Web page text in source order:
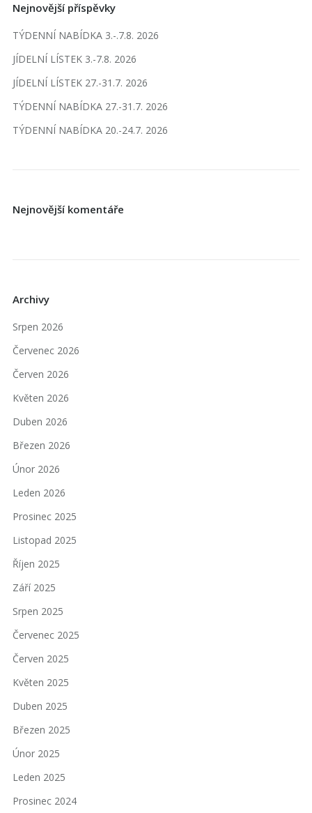
Nejnovější příspěvky
TÝDENNÍ NABÍDKA 3.-.7.8. 2026
JÍDELNÍ LÍSTEK 3.-7.8. 2026
JÍDELNÍ LÍSTEK 27.-31.7. 2026
TÝDENNÍ NABÍDKA 27.-31.7. 2026
TÝDENNÍ NABÍDKA 20.-24.7. 2026
Nejnovější komentáře
Archivy
Srpen 2026
Červenec 2026
Červen 2026
Květen 2026
Duben 2026
Březen 2026
Únor 2026
Leden 2026
Prosinec 2025
Listopad 2025
Říjen 2025
Září 2025
Srpen 2025
Červenec 2025
Červen 2025
Květen 2025
Duben 2025
Březen 2025
Únor 2025
Leden 2025
Prosinec 2024